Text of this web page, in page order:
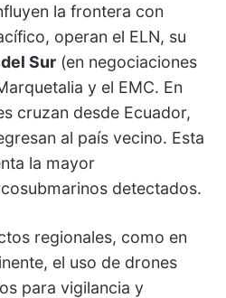
la frontera con
operan el ELN, su
Sur(en negociaciones
y el EMC. En
cruzan desde Ecuador,
al país vecino. Esta
la mayor
detectados.
regionales, como en
el uso de drones
para vigilancia y